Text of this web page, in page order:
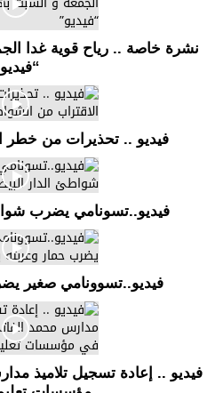
نشرة خاصة .. رياح قوية غدا
فيديو .. تحذيرات من خطر
فيديو..تسونامي يضرب
فيديو..تسوونامي صغير